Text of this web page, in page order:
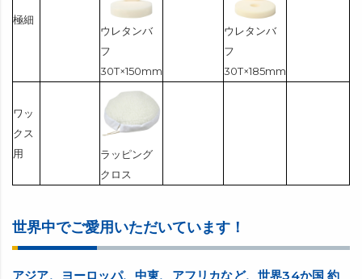
極細
ウレタンバ
フ
30T×150mm
ウレタンバ
フ
30T×185mm
ワッ
クス
用
ラッピング
クロス
世界中でご愛用いただいています！
アジア、ヨーロッパ、中東、アフリカなど、世界34か国 約